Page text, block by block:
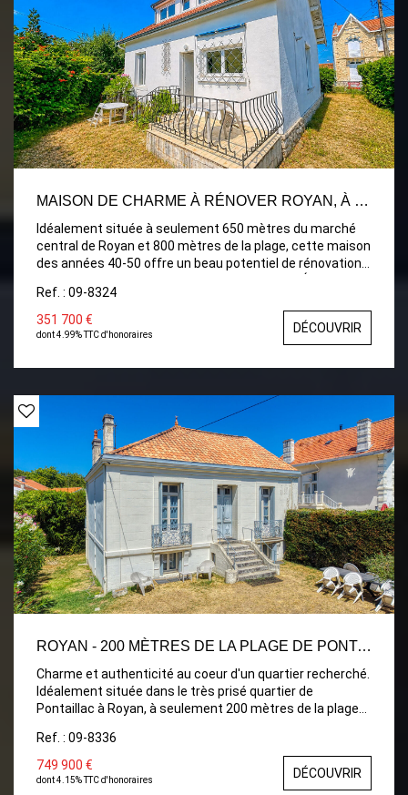
rangement ou d'atelier. L'ensemble est implanté sur un
terrain clos de 566 m², permettant de profiter
pleinement des extérieurs en toute tranquillité.
MAISON DE CHARME À RÉNOVER ROYAN, À DEUX PAS DU MARCHÉ ET DE LA PLAGE
Idéalement située à seulement 650 mètres du marché
central de Royan et 800 mètres de la plage, cette maison
des années 40-50 offre un beau potentiel de rénovation
un agréable terrain avec jardin, elle se compose, au rez-
de-chaussée, d'une entrée desservant un séjour
lumineux, une cuisine indépendante, deux chambres de
plain-pied, dont une avec sa salle de bains privative, ainsi
qu'un WC indépendant. À l'étage, un palier distribue deux
également une cave et un atelier, offrant de nombreuses
possibilités de stockage ou d'aménagement. Des
travaux de rénovation sont à prévoir, laissant libre cours
à vos envies pour redonner tout son cachet à cette
maison de caractère et en faire une résidence principale,
secondaire ou un investissement de qualité.
Ref. : 09-8324
351 700 €
dont 4.99% TTC d'honoraires DÉCOUVRIR
ROYAN - 200 MÈTRES DE LA PLAGE DE PONTAILLAC
Charme et authenticité au coeur d'un quartier recherché.
Idéalement située dans le très prisé quartier de
Pontaillac à Royan, à seulement 200 mètres de la plage
maison en pierre séduira les amateurs de caractère par
son authenticité, son emplacement privilégié et son
agréable environnement. Édifiée sur deux niveaux, elle
Ref. : 09-8336
749 900 €
dont 4.15% TTC d'honoraires DÉCOUVRIR